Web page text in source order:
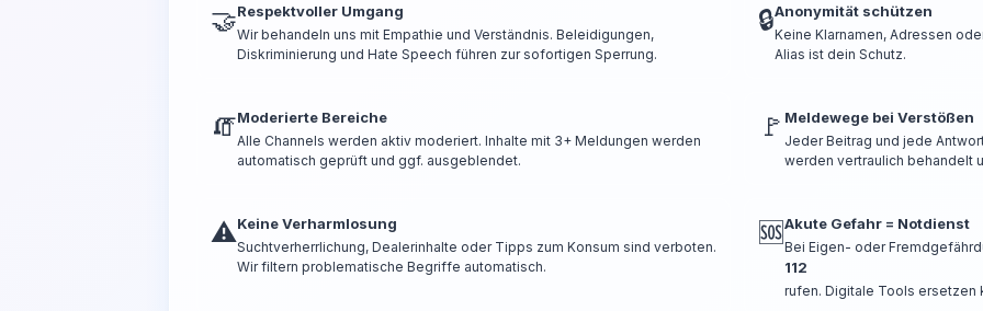
🤝Respektvoller Umgang
Wir behandeln uns mit Empathie und Verständnis. Beleidigungen,
Diskriminierung und Hate Speech führen zur sofortigen Sperrung.
🔒Anonymität schützen
Keine Klarnamen, Adressen
Alias ist dein Schutz.
🧯Moderierte Bereiche
Alle Channels werden aktiv moderiert. Inhalte mit 3+ Meldungen werden
automatisch geprüft und ggf. ausgeblendet.
🚩 Meldewege bei Verstößen
Jeder Beitrag und jede
werden vertraulich behandelt
⚠️Keine Verharmlosung
Suchtverherrlichung, Dealerinhalte oder Tipps zum Konsum sind verboten.
Wir filtern problematische Begriffe automatisch.
🆘Akute Gefahr = Notdienst
Bei Eigen- oder
112
rufen. Digitale Tools ersetzen